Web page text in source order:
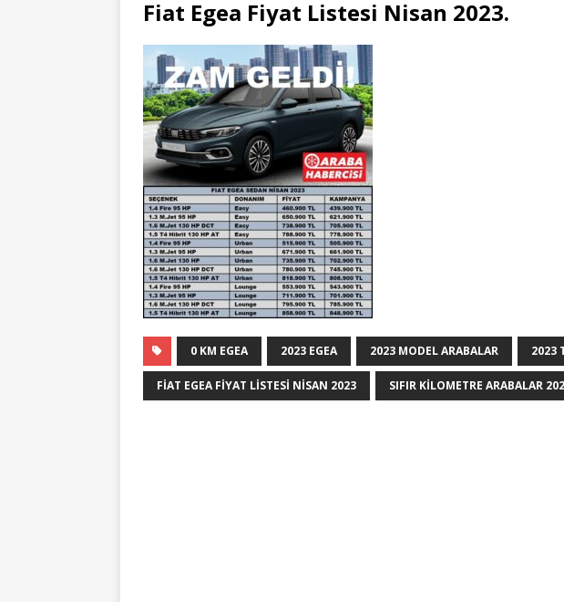
Fiat Egea Fiyat Listesi Nisan 2023.
0 KM EGEA 2023 EGEA 2023 MODEL ARABALAR 2023
FIAT EGEA FIYAT LISTESI NISAN 2023 SIFIR KILOMETRE ARABALAR